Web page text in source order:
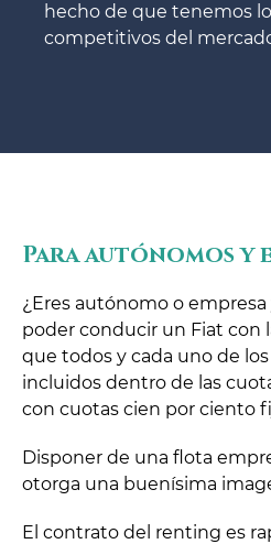
hecho de que tenemos
competitivos del
Para autónomos y
¿Eres autónomo o empresa
poder conducir un Fiat con
que todos y cada uno de
incluidos dentro de las
con cuotas cien por ciento
Disponer de una flota
otorga una buenísima
El contrato del renting es